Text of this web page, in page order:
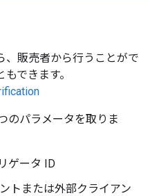
、販売者から行うことがで
できます。
のパラメータを取りま
ゲータ ID
トまたは外部クライアン